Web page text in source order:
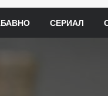
СЕРИАЛ